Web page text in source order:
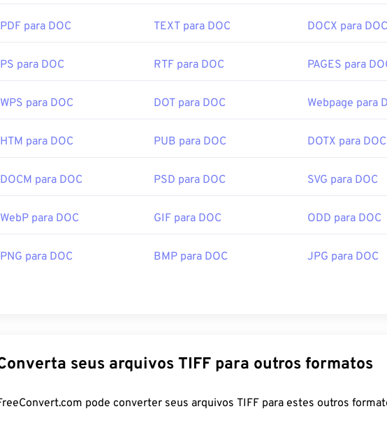
Adobe Photoshop também são úteis para abrir e manipular
Lançamento inicial:
https://www.adobe.com/creativecloud/file-types/image/raster/tiff-file.html
https://www.file-extensions.org/tiff-file-extension
PDF para DOC TEXT para DOC DOCX para DOC
PS para DOC RTF para DOC PAGES para
WPS para DOC DOT para DOC Webpage para
HTM para DOC PUB para DOC DOTX para DOC
DOCM para DOC PSD para DOC SVG para DOC
WebP para DOC GIF para DOC ODD para DOC
PNG para DOC BMP para DOC JPG para DOC
Converta seus arquivos TIFF para outros formatos
FreeConvert.com pode converter seus arquivos TIFF para estes outros